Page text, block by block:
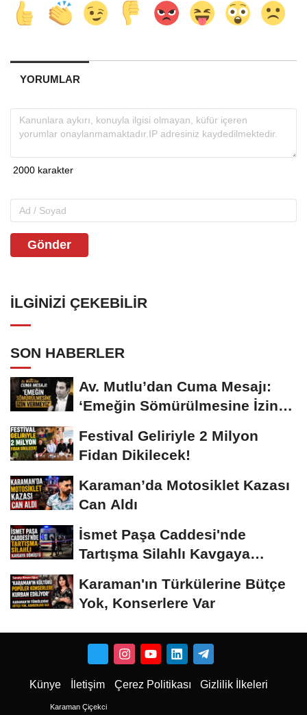
YORUMLAR
Gönder
İLGINIZI ÇEKEBILIR
SON HABERLER
Av. Mutlu’dan Cuma Mesajı:
‘Emeğin Sömürülmesine İzin
Festival Geliriyle 2 Milyon
Fidan Dikilecek!
Karaman’da Motosiklet Kazası
Can Aldı
İsmet Paşa Caddesi'nde
Tartışma Silahlı Kavgaya
Karaman'ın Türkülerine Bütçe
Yok, Konserlere Var
Künye İletişim Çerez Politikası Gizlilik İlkeleri
Karaman Çiçekci